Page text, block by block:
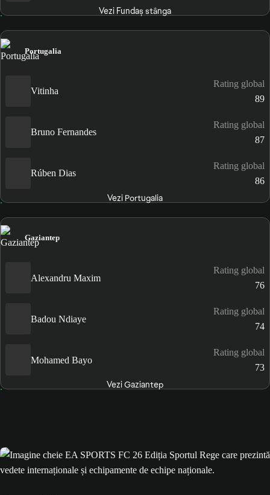
Vezi Fundaș stânga
Portugalia
Vitinha
Rating global
89
Bruno Fernandes
Rating global
87
Rúben Dias
Rating global
86
Vezi Portugalia
Gaziantep
Alexandru Maxim
Rating global
76
Badou Ndiaye
Rating global
74
Mohamed Bayo
Rating global
73
Vezi Gaziantep